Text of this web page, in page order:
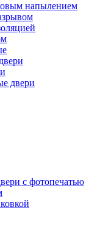
напылением
двери
с фотопечатью